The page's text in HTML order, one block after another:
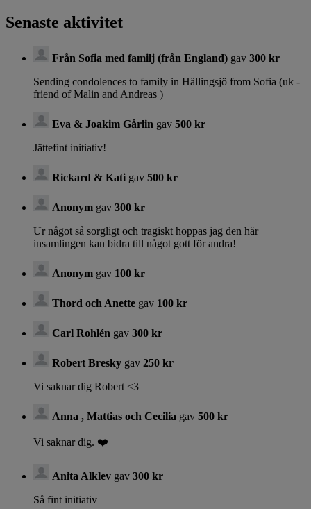
Senaste aktivitet
Från Sofia med familj (från England) gav 300 kr
Sending condolences to family in Hällingsjö from Sofia (uk -
friend of Malin and Andreas )
Eva & Joakim Gårlin gav 500 kr
Jättefint initiativ!
Rickard & Kati gav 500 kr
Anonym gav 300 kr
Ur något så sorgligt och tragiskt hoppas jag den här
insamlingen kan bidra till något gott för andra!
Anonym gav 100 kr
Thord och Anette gav 100 kr
Carl Rohlén gav 300 kr
Robert Bresky gav 250 kr
Vi saknar dig Robert <3
Anna , Mattias och Cecilia gav 500 kr
Vi saknar dig. ❤️
Anita Alklev gav 300 kr
Så fint initiativ